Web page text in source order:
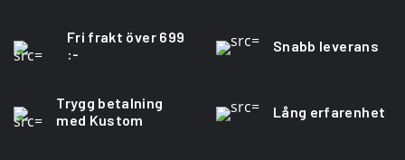
Fri frakt över 699
:-
Snabb leverans
Trygg betalning
med Kustom
Lång erfarenhet